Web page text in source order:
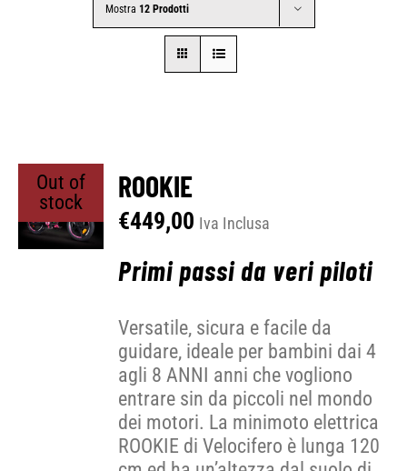
CONTATTI
ACCOUNT
CARRELLO
Mostra 12 Prodotti
Out of
stock
ROOKIE
€449,00 Iva Inclusa
Primi passi da veri piloti
Versatile, sicura e facile da
guidare, ideale per bambini dai 4
agli 8 ANNI anni che vogliono
entrare sin da piccoli nel mondo
dei motori. La minimoto elettrica
ROOKIE di Velocifero è lunga 120